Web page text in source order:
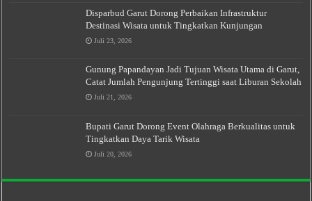
Disparbud Garut Dorong Perbaikan Infrastruktur
Destinasi Wisata untuk Tingkatkan Kunjungan
Juli 23, 2026
Gunung Papandayan Jadi Tujuan Wisata Utama di Garut,
Catat Jumlah Pengunjung Tertinggi saat Liburan Sekolah
Juli 21, 2026
Bupati Garut Dorong Event Olahraga Berkualitas untuk
Tingkatkan Daya Tarik Wisata
Juli 20, 2026